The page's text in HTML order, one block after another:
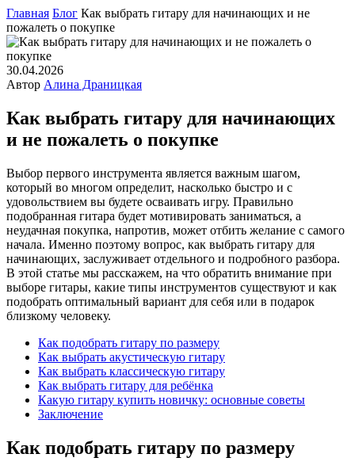
Главная Блог Как выбрать гитару для начинающих и не
пожалеть о покупке
30.04.2026
Автор Алина Драницкая
Как выбрать гитару для начинающих
и не пожалеть о покупке
Выбор первого инструмента является важным шагом,
который во многом определит, насколько быстро и с
удовольствием вы будете осваивать игру. Правильно
подобранная гитара будет мотивировать заниматься, а
неудачная покупка, напротив, может отбить желание с самого
начала. Именно поэтому вопрос, как выбрать гитару для
начинающих, заслуживает отдельного и подробного разбора.
В этой статье мы расскажем, на что обратить внимание при
выборе гитары, какие типы инструментов существуют и как
подобрать оптимальный вариант для себя или в подарок
близкому человеку.
Как подобрать гитару по размеру
Как выбрать акустическую гитару
Как выбрать классическую гитару
Как выбрать гитару для ребёнка
Какую гитару купить новичку: основные советы
Заключение
Как подобрать гитару по размеру